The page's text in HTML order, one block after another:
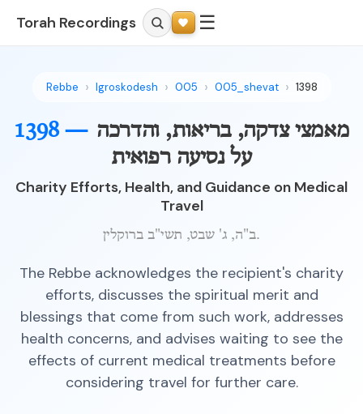
Torah Recordings ☰
Rebbe Igroskodesh 005 005_shevat 1398
1398 — מאמצי צדקה, בריאות, והדרכה
על נסיעה רפואית
Charity Efforts, Health, and Guidance on Medical
Travel
ב"ה, ג' שבט, תשי"ב ברוקלין.
The Rebbe acknowledges the recipient's charity
efforts, discusses the spiritual merit and
blessings that come from such work, addresses
health concerns, and advises waiting to see the
effects of current medical treatments before
considering travel for further care.